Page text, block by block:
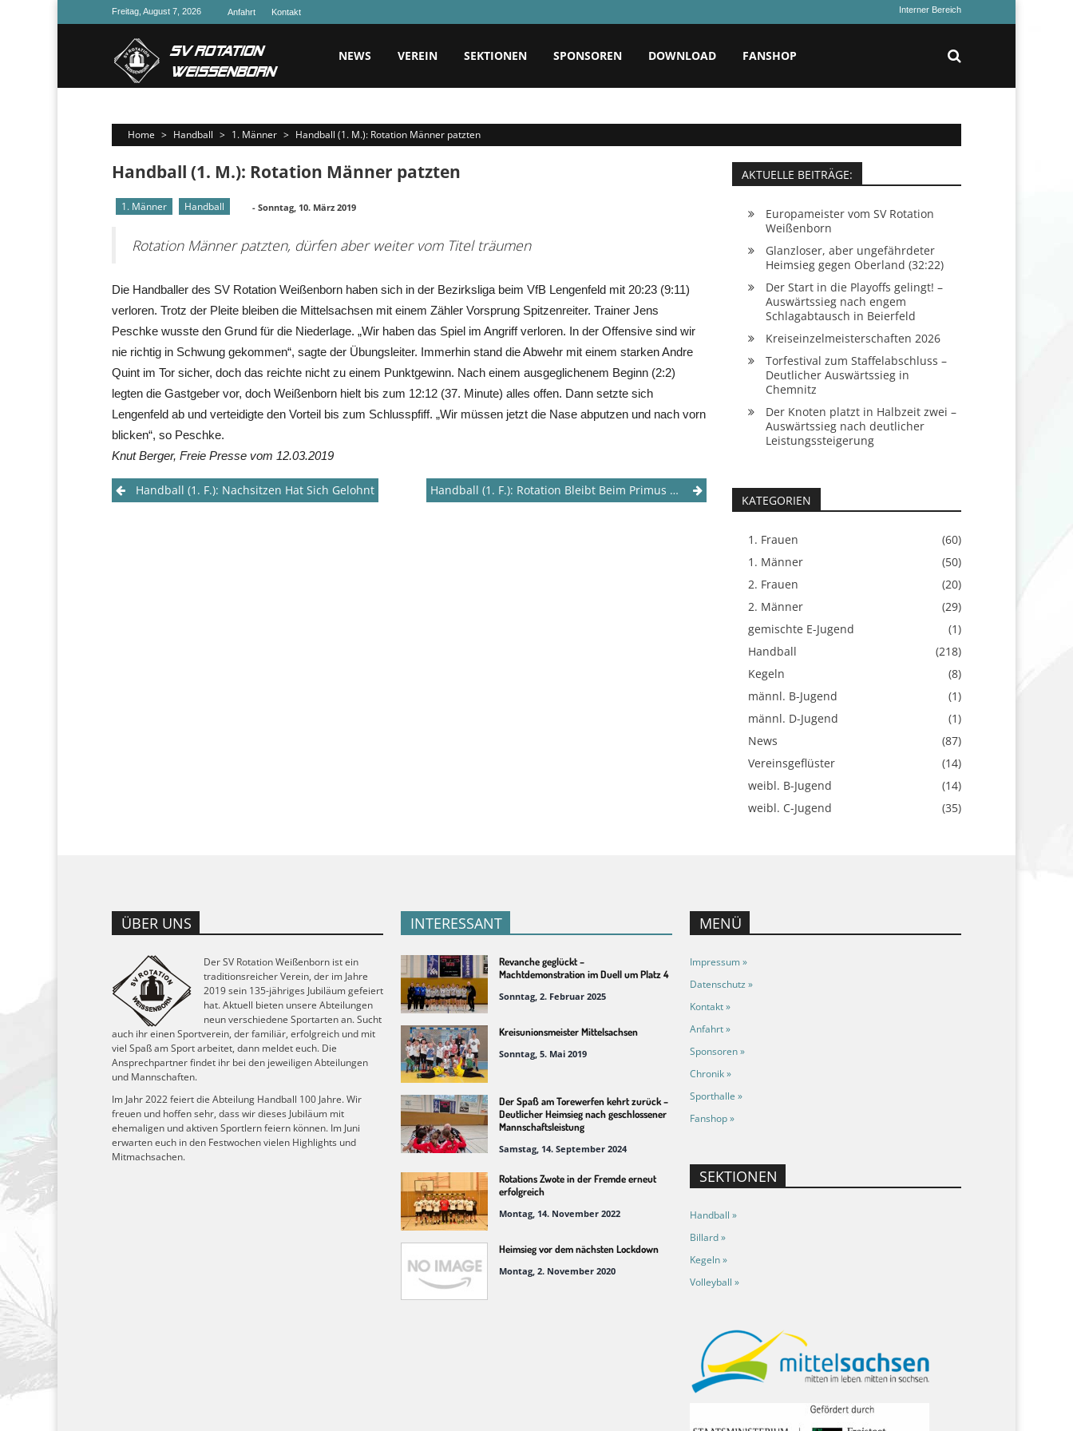
Freitag, August 7, 2026 Anfahrt Kontakt Interner Bereich
NEWS VEREIN SEKTIONEN SPONSOREN DOWNLOAD FANSHOP
Home > Handball > 1. Männer > Handball (1. M.): Rotation Männer patzten
Handball (1. M.): Rotation Männer patzten
1. Männer Handball - Sonntag, 10. März 2019
Rotation Männer patzten, dürfen aber weiter vom Titel träumen
Die Handballer des SV Rotation Weißenborn haben sich in der Bezirksliga beim VfB Lengenfeld mit 20:23 (9:11)
verloren. Trotz der Pleite bleiben die Mittelsachsen mit einem Zähler Vorsprung Spitzenreiter. Trainer Jens
Peschke wusste den Grund für die Niederlage. „Wir haben das Spiel im Angriff verloren. In der Offensive sind wir
nie richtig in Schwung gekommen“, sagte der Übungsleiter. Immerhin stand die Abwehr mit einem starken Andre
Quint im Tor sicher, doch das reichte nicht zu einem Punktgewinn. Nach einem ausgeglichenem Beginn (2:2)
legten die Gastgeber vor, doch Weißenborn hielt bis zum 12:12 (37. Minute) alles offen. Dann setzte sich
Lengenfeld ab und verteidigte den Vorteil bis zum Schlusspfiff. „Wir müssen jetzt die Nase abputzen und nach vorn
blicken“, so Peschke.
Knut Berger, Freie Presse vom 12.03.2019
PostHandball (1. F.): Nachsitzen Hat Sich Gelohnt Handball (1. F.): Rotation Bleibt Beim Primus Ohne Punkte
AKTUELLE BEITRÄGE:
Europameister vom SV Rotation
Weißenborn
Glanzloser, aber ungefährdeter
Heimsieg gegen Oberland (32:22)
Der Start in die Playoffs gelingt! –
Auswärtssieg nach engem
Schlagabtausch in Beierfeld
Kreiseinzelmeisterschaften 2026
Torfestival zum Staffelabschluss –
Deutlicher Auswärtssieg in
Chemnitz
Der Knoten platzt in Halbzeit zwei –
Auswärtssieg nach deutlicher
Leistungssteigerung
KATEGORIEN
1. Frauen
(60)
1. Männer
(50)
2. Frauen
(20)
2. Männer
(29)
gemischte E-Jugend
(1)
Handball
(218)
Kegeln
(8)
männl. B-Jugend
(1)
männl. D-Jugend
(1)
News
(87)
Vereinsgeflüster
(14)
weibl. B-Jugend
(14)
weibl. C-Jugend
(35)
ÜBER UNS
Der SV Rotation Weißenborn ist ein
traditionsreicher Verein, der im Jahre
2019 sein 135-jähriges Jubiläum gefeiert
hat. Aktuell bieten unsere Abteilungen
neun verschiedene Sportarten an. Sucht
auch ihr einen Sportverein, der familiär, erfolgreich und mit
viel Spaß am Sport arbeitet, dann meldet euch. Die
Ansprechpartner findet ihr bei den jeweiligen Abteilungen
und Mannschaften.
Im Jahr 2022 feiert die Abteilung Handball 100 Jahre. Wir
freuen und hoffen sehr, dass wir dieses Jubiläum mit
ehemaligen und aktiven Sportlern feiern können. Im Juni
erwarten euch in den Festwochen vielen Highlights und
Mitmachsachen.
INTERESSANT
Revanche geglückt –
Machtdemonstration im Duell um Platz 4
Sonntag, 2. Februar 2025
Kreisunionsmeister Mittelsachsen
Sonntag, 5. Mai 2019
Der Spaß am Torewerfen kehrt zurück –
Deutlicher Heimsieg nach geschlossener
Mannschaftsleistung
Samstag, 14. September 2024
Rotations Zwote in der Fremde erneut
erfolgreich
Montag, 14. November 2022
Heimsieg vor dem nächsten Lockdown
Montag, 2. November 2020
MENÜ
Impressum »
Datenschutz »
Kontakt »
Anfahrt »
Sponsoren »
Chronik »
Sporthalle »
Fanshop »
SEKTIONEN
Handball »
Billard »
Kegeln »
Volleyball »